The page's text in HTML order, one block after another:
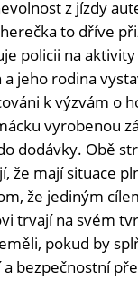
z jízdy
to dříve
policii na aktivity
a jeho rodina
k výzvám o
vyrobenou
dodávky. Obě
že mají situace
že jediným
trvají na svém
pokud by
bezpečnostní